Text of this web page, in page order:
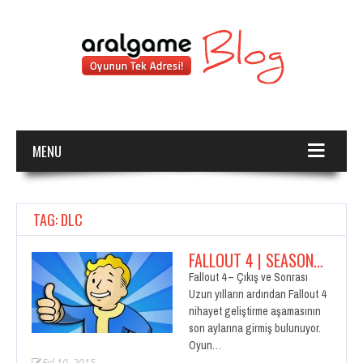
MENU
TAG: DLC
FALLOUT 4 | SEASON…
Fallout 4 – Çıkış ve Sonrası
Uzun yılların ardından Fallout 4
nihayet geliştirme aşamasının
son aylarına girmiş bulunuyor.
Oyun…